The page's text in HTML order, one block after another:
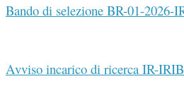
Bando di selezione BR-01-2026-
Avviso incarico di ricerca IR-